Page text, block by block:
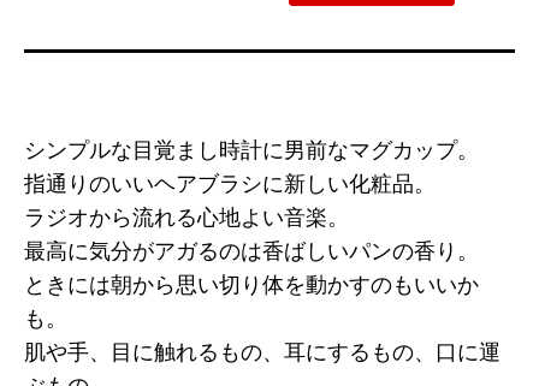
シンプルな目覚まし時計に男前なマグカップ。
指通りのいいヘアブラシに新しい化粧品。
ラジオから流れる心地よい音楽。
最高に気分がアガるのは香ばしいパンの香り。
ときには朝から思い切り体を動かすのもいいか
も。
肌や手、目に触れるもの、耳にするもの、口に運